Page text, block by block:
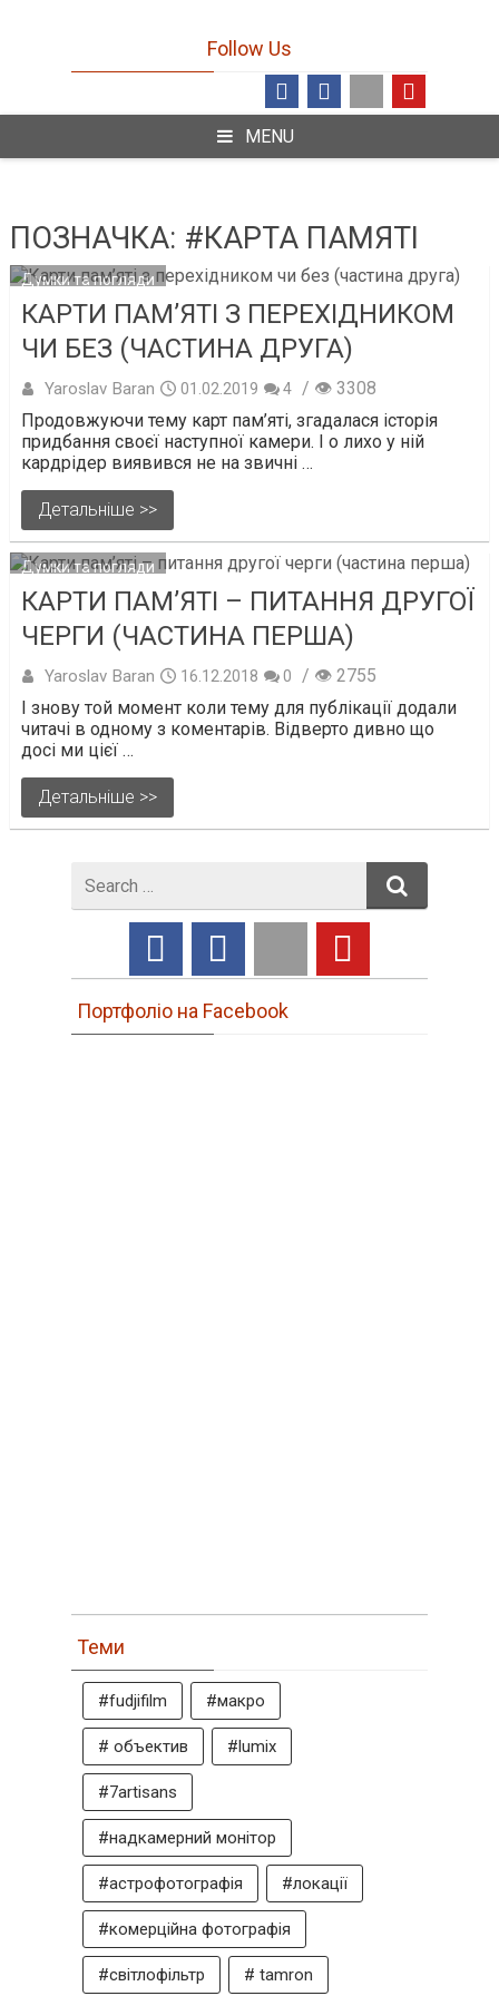
Follow Us
MENU
ПОЗНАЧКА: #КАРТА ПАМЯТІ
Думки та погляди
КАРТИ ПАМ’ЯТІ З ПЕРЕХІДНИКОМ
ЧИ БЕЗ (ЧАСТИНА ДРУГА)
Yaroslav Baran 01.02.2019 4 / 👁 3308
Продовжуючи тему карт пам’яті, згадалася історія
придбання своєї наступної камери. І о лихо у ній
кардрідер виявився не на звичні …
Детальніше >>
Думки та погляди
КАРТИ ПАМ’ЯТІ – ПИТАННЯ ДРУГОЇ
ЧЕРГИ (ЧАСТИНА ПЕРША)
Yaroslav Baran 16.12.2018 0 / 👁 2755
І знову той момент коли тему для публікації додали
читачі в одному з коментарів. Відверто дивно що
досі ми цієї …
Детальніше >>
for
Портфоліо на Facebook
Теми
#fudjifilm #макро
# объектив #lumix
#7artisans
#надкамерний монітор
#астрофотографія #локації
#комерційна фотографія
#світлофільтр # tamron